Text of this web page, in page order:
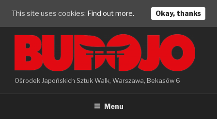
content
Ośrodek Japońskich Sztuk Walk, Warszawa, Bekasów 6
Menu
This site uses cookies: Find out more. Okay, thanks